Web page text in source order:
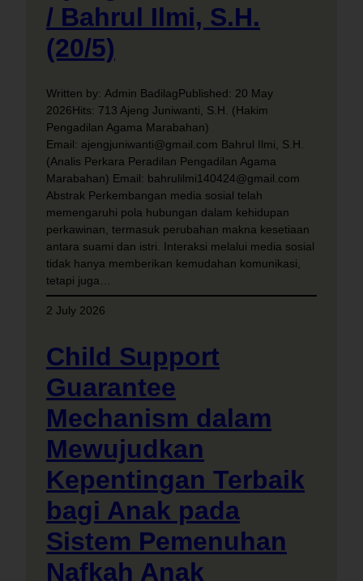
/ Bahrul Ilmi, S.H.
(20/5)
Written by: Admin BadilagPublished: 20 May
2026Hits: 713 Ajeng Juniwanti, S.H. (Hakim
Pengadilan Agama Marabahan)
Email: ajengjuniwanti@gmail.com Bahrul Ilmi, S.H.
(Analis Perkara Peradilan Pengadilan Agama
Marabahan) Email: bahrulilmi140424@gmail.com
Abstrak Perkembangan media sosial telah
memengaruhi pola hubungan dalam kehidupan
perkawinan, termasuk perubahan makna kesetiaan
antara suami dan istri. Interaksi melalui media sosial
tidak hanya memberikan kemudahan komunikasi,
tetapi juga…
2 July 2026
Child Support
Guarantee
Mechanism dalam
Mewujudkan
Kepentingan Terbaik
bagi Anak pada
Sistem Pemenuhan
Nafkah Anak